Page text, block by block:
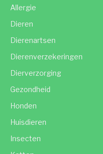
Allergie
Dieren
Dierenartsen
Dierenverzekeringen
Dierverzorging
Gezondheid
Honden
Huisdieren
Insecten